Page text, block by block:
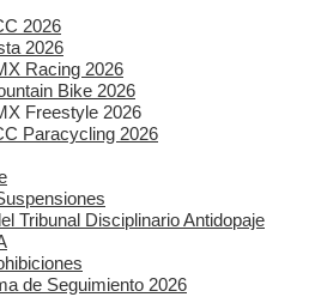
2026
2026
Racing 2026
Bike 2026
Freestyle 2026
Paracycling 2026
Tribunal Disciplinario Antidopaje
de Seguimiento 2026